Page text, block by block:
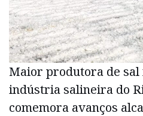
Maior produtora de
indústria salineira do
comemora avanços